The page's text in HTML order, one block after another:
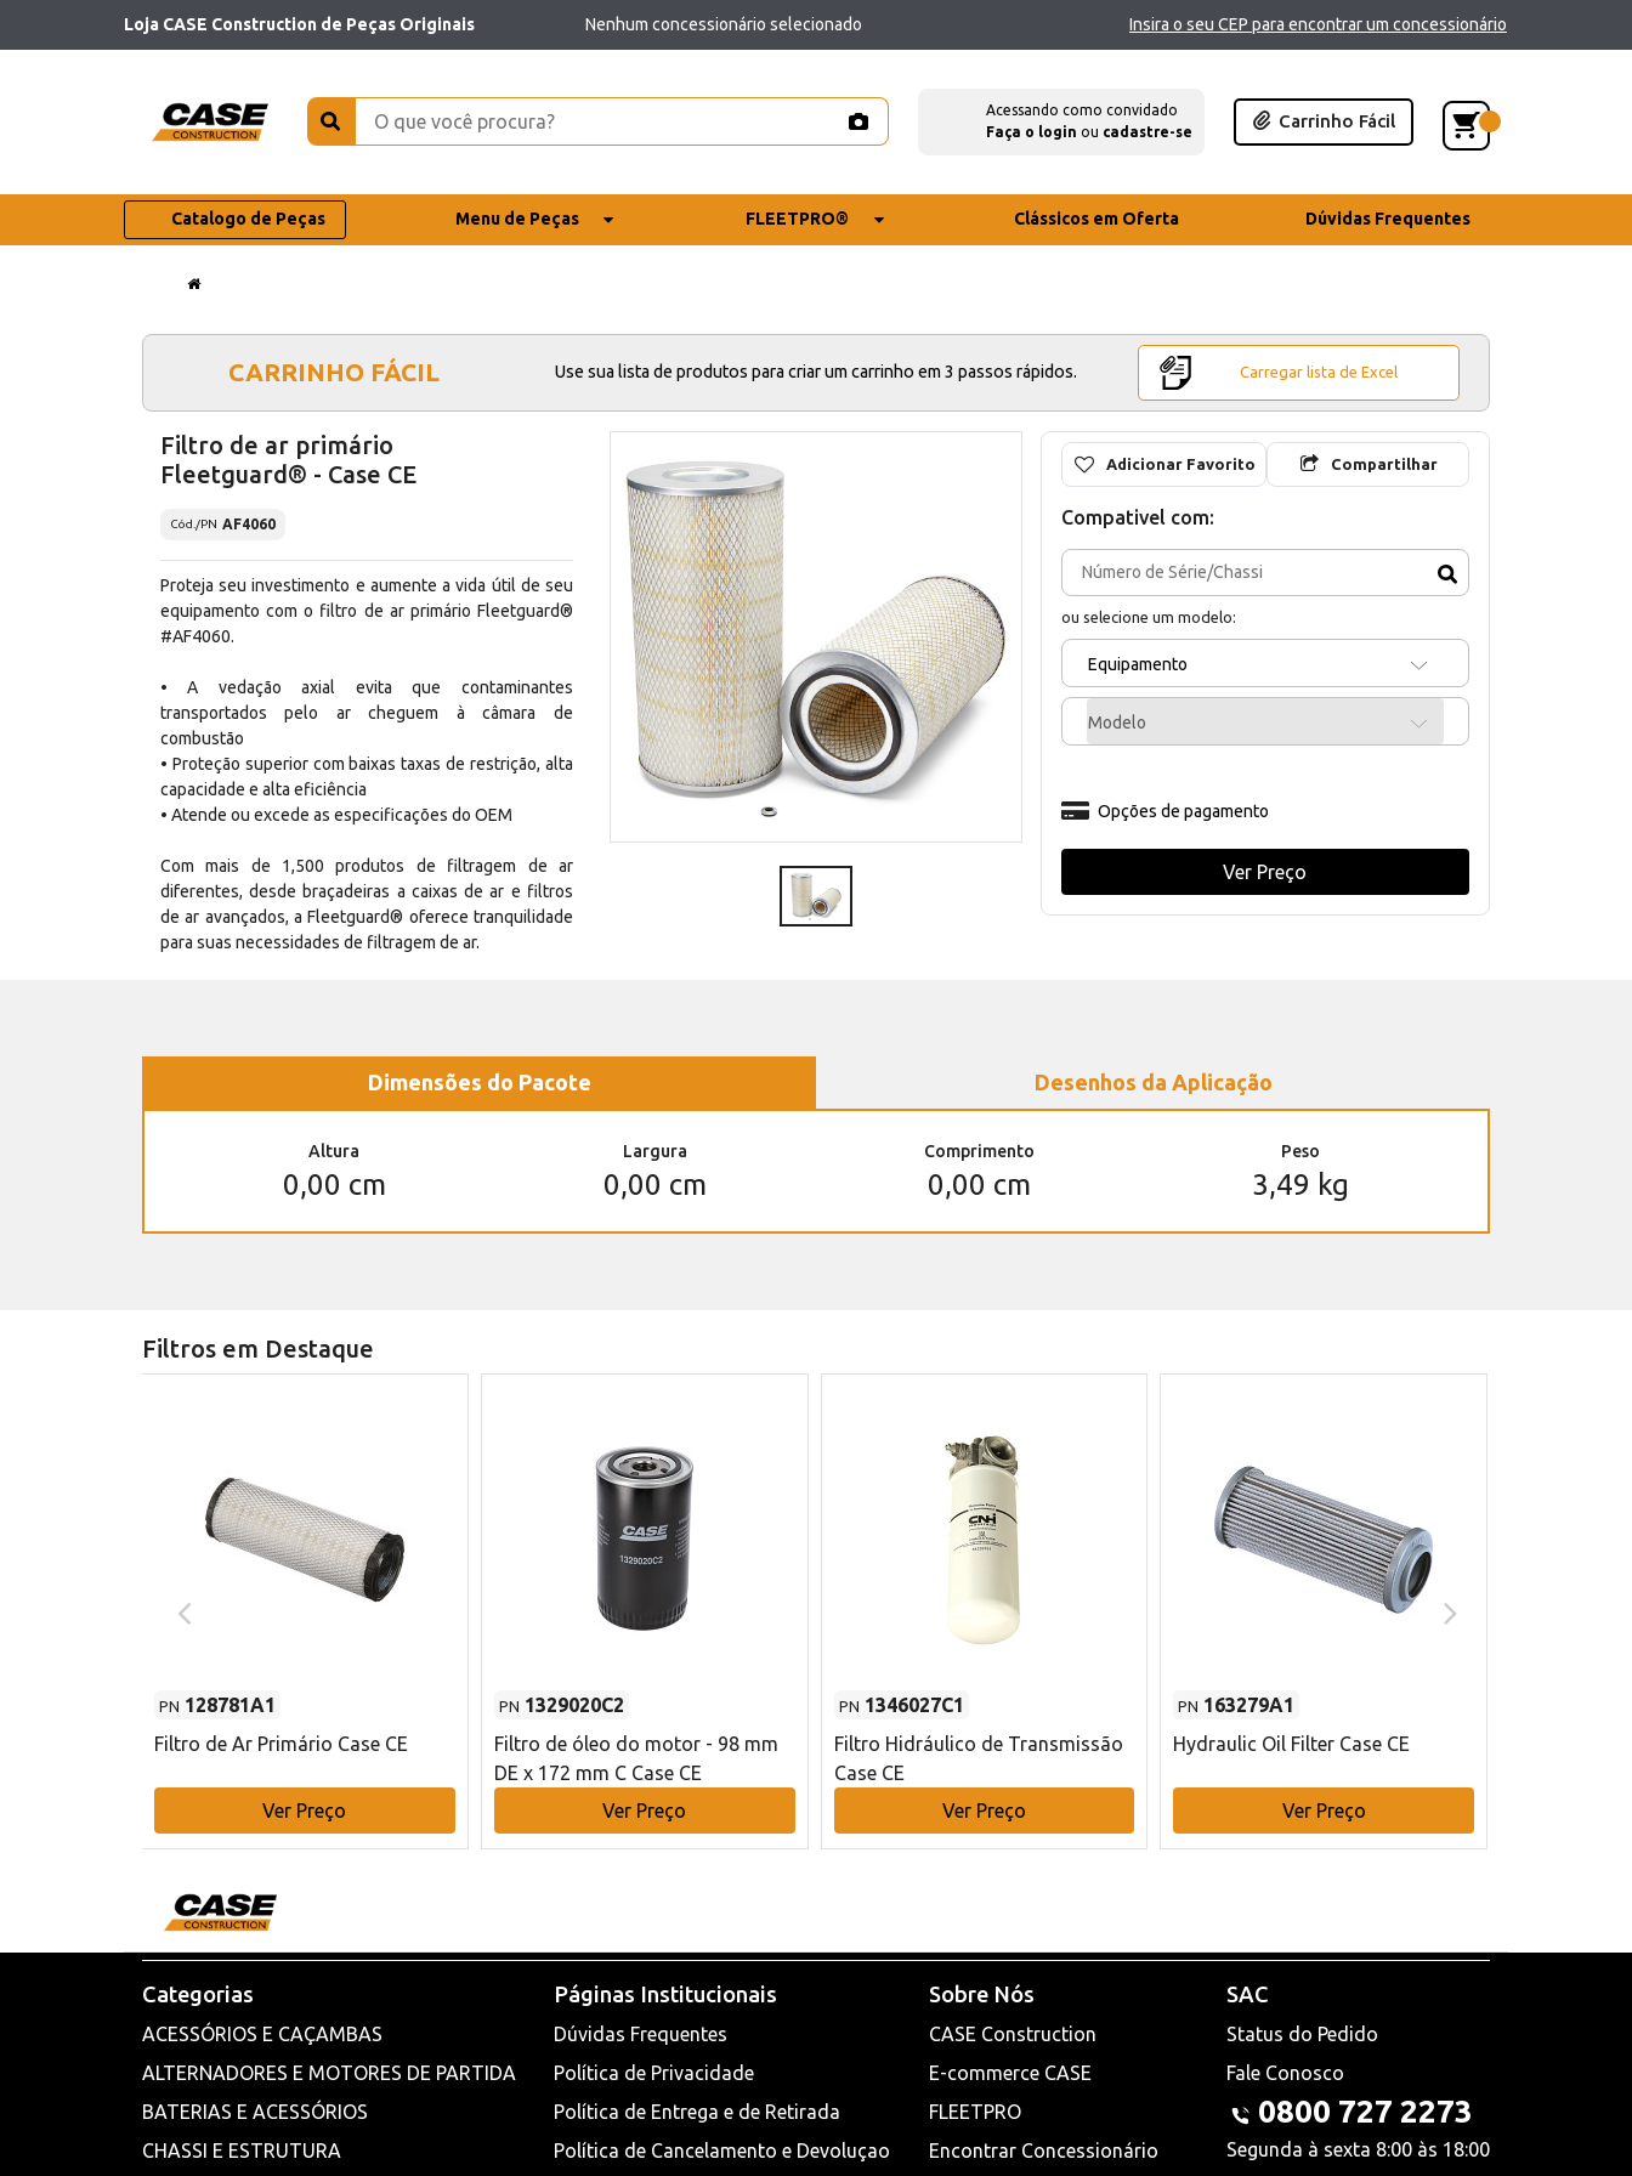
Loja CASE Construction de Peças Originais Nenhum concessionário selecionado Insira o seu CEP para encontrar um concessionário
Acessando como convidado
Faça o login ou cadastre-se
Carrinho Fácil
Catalogo de Peças Menu de Peças FLEETPRO® Clássicos em Oferta Dúvidas Frequentes
CARRINHO FÁCIL Use sua lista de produtos para criar um carrinho em 3 passos rápidos. Carregar lista de Excel
Filtro de ar primário
Fleetguard® - Case CE
Cód./PN AF4060
Proteja seu investimento e aumente a vida útil de seu
equipamento com o filtro de ar primário Fleetguard®
#AF4060.
• A vedação axial evita que contaminantes
transportados pelo ar cheguem à câmara de
combustão
• Proteção superior com baixas taxas de restrição, alta
capacidade e alta eficiência
• Atende ou excede as especificações do OEM
Com mais de 1,500 produtos de filtragem de ar
diferentes, desde braçadeiras a caixas de ar e filtros
de ar avançados, a Fleetguard® oferece tranquilidade
para suas necessidades de filtragem de ar.
Adicionar Favorito Compartilhar
Compativel com:
ou selecione um modelo:
Equipamento
Modelo
Opções de pagamento
Ver Preço
Dimensões do Pacote Desenhos da Aplicação
Altura
0,00 cm
Largura
0,00 cm
Comprimento
0,00 cm
Peso
3,49 kg
Filtros em Destaque
PN 128781A1
Filtro de Ar Primário Case CE
Ver Preço
PN 1329020C2
Filtro de óleo do motor - 98 mm
DE x 172 mm C Case CE
Ver Preço
PN 1346027C1
Filtro Hidráulico de Transmissão
Case CE
Ver Preço
PN 163279A1
Hydraulic Oil Filter Case CE
Ver Preço
Categorias
ACESSÓRIOS E CAÇAMBAS
ALTERNADORES E MOTORES DE PARTIDA
BATERIAS E ACESSÓRIOS
CHASSI E ESTRUTURA
Páginas Institucionais
Dúvidas Frequentes
Política de Privacidade
Política de Entrega e de Retirada
Política de Cancelamento e Devoluçao
Sobre Nós
CASE Construction
E-commerce CASE
FLEETPRO
Encontrar Concessionário
SAC
Status do Pedido
Fale Conosco
0800 727 2273
Segunda à sexta 8:00 às 18:00